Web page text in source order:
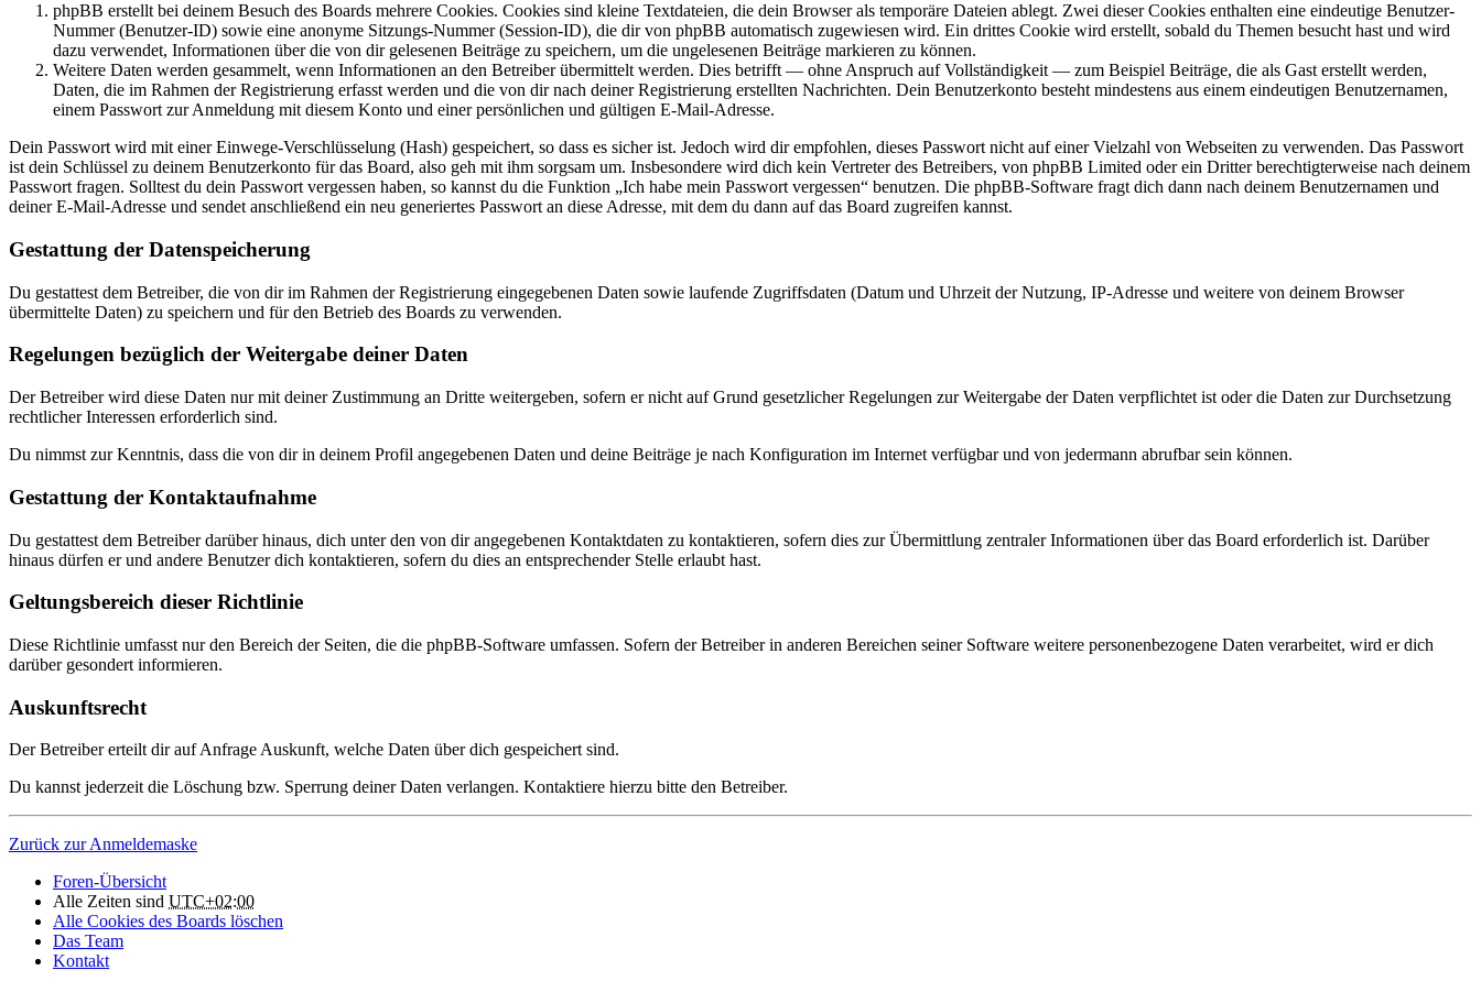
phpBB erstellt bei deinem Besuch des Boards mehrere Cookies. Cookies sind kleine Textdateien, die dein Browser als temporäre Dateien ablegt. Zwei dieser Cookies enthalten eine eindeutige Benutzer-
Nummer (Benutzer-ID) sowie eine anonyme Sitzungs-Nummer (Session-ID), die dir von phpBB automatisch zugewiesen wird. Ein drittes Cookie wird erstellt, sobald du Themen besucht hast und wird
dazu verwendet, Informationen über die von dir gelesenen Beiträge zu speichern, um die ungelesenen Beiträge markieren zu können.
Weitere Daten werden gesammelt, wenn Informationen an den Betreiber übermittelt werden. Dies betrifft — ohne Anspruch auf Vollständigkeit — zum Beispiel Beiträge, die als Gast erstellt werden,
Daten, die im Rahmen der Registrierung erfasst werden und die von dir nach deiner Registrierung erstellten Nachrichten. Dein Benutzerkonto besteht mindestens aus einem eindeutigen Benutzernamen,
einem Passwort zur Anmeldung mit diesem Konto und einer persönlichen und gültigen E-Mail-Adresse.
Dein Passwort wird mit einer Einwege-Verschlüsselung (Hash) gespeichert, so dass es sicher ist. Jedoch wird dir empfohlen, dieses Passwort nicht auf einer Vielzahl von Webseiten zu verwenden. Das Passwort
ist dein Schlüssel zu deinem Benutzerkonto für das Board, also geh mit ihm sorgsam um. Insbesondere wird dich kein Vertreter des Betreibers, von phpBB Limited oder ein Dritter berechtigterweise nach deinem
Passwort fragen. Solltest du dein Passwort vergessen haben, so kannst du die Funktion „Ich habe mein Passwort vergessen“ benutzen. Die phpBB-Software fragt dich dann nach deinem Benutzernamen und
deiner E-Mail-Adresse und sendet anschließend ein neu generiertes Passwort an diese Adresse, mit dem du dann auf das Board zugreifen kannst.
Gestattung der Datenspeicherung
Du gestattest dem Betreiber, die von dir im Rahmen der Registrierung eingegebenen Daten sowie laufende Zugriffsdaten (Datum und Uhrzeit der Nutzung, IP-Adresse und weitere von deinem Browser
übermittelte Daten) zu speichern und für den Betrieb des Boards zu verwenden.
Regelungen bezüglich der Weitergabe deiner Daten
Der Betreiber wird diese Daten nur mit deiner Zustimmung an Dritte weitergeben, sofern er nicht auf Grund gesetzlicher Regelungen zur Weitergabe der Daten verpflichtet ist oder die Daten zur Durchsetzung
rechtlicher Interessen erforderlich sind.
Du nimmst zur Kenntnis, dass die von dir in deinem Profil angegebenen Daten und deine Beiträge je nach Konfiguration im Internet verfügbar und von jedermann abrufbar sein können.
Gestattung der Kontaktaufnahme
Du gestattest dem Betreiber darüber hinaus, dich unter den von dir angegebenen Kontaktdaten zu kontaktieren, sofern dies zur Übermittlung zentraler Informationen über das Board erforderlich ist. Darüber
hinaus dürfen er und andere Benutzer dich kontaktieren, sofern du dies an entsprechender Stelle erlaubt hast.
Geltungsbereich dieser Richtlinie
Diese Richtlinie umfasst nur den Bereich der Seiten, die die phpBB-Software umfassen. Sofern der Betreiber in anderen Bereichen seiner Software weitere personenbezogene Daten verarbeitet, wird er dich
darüber gesondert informieren.
Auskunftsrecht
Der Betreiber erteilt dir auf Anfrage Auskunft, welche Daten über dich gespeichert sind.
Du kannst jederzeit die Löschung bzw. Sperrung deiner Daten verlangen. Kontaktiere hierzu bitte den Betreiber.
Zurück zur Anmeldemaske
Foren-Übersicht
Alle Zeiten sind UTC+02:00
Alle Cookies des Boards löschen
Das Team
Kontakt